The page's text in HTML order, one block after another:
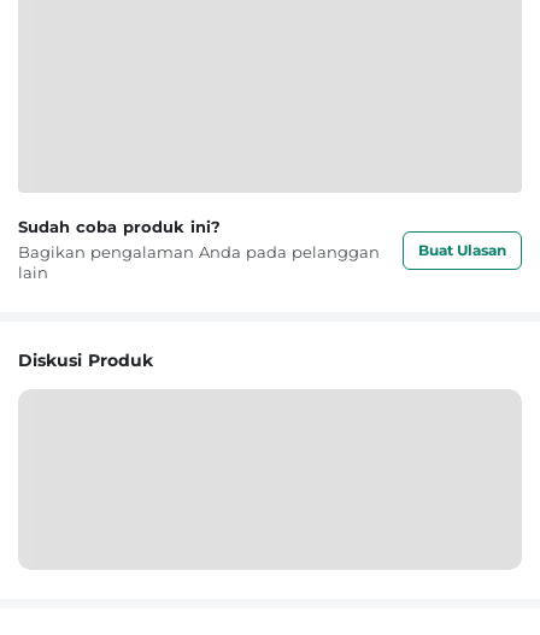
Sudah coba produk ini?
Bagikan pengalaman Anda pada pelanggan
lain
Buat Ulasan
Diskusi Produk